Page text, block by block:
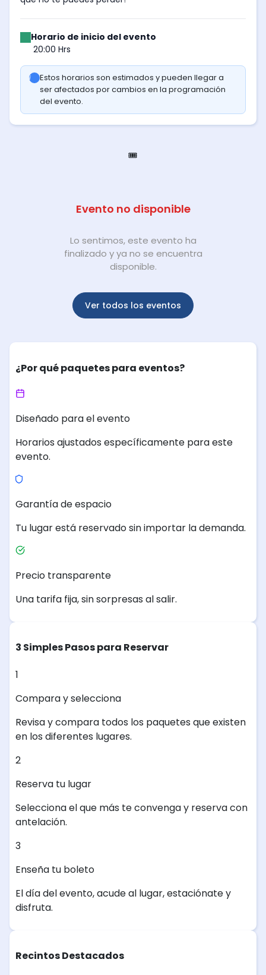
Horario de inicio del evento
20:00 Hrs
Estos horarios son estimados y pueden llegar a
ser afectados por cambios en la programación
del evento.
🎟️
Evento no disponible
Lo sentimos, este evento ha
finalizado y ya no se encuentra
disponible.
Ver todos los eventos
¿Por qué paquetes para eventos?
Diseñado para el evento
Horarios ajustados específicamente para este
evento.
Garantía de espacio
Tu lugar está reservado sin importar la demanda.
Precio transparente
Una tarifa fija, sin sorpresas al salir.
3 Simples Pasos para Reservar
1
Compara y selecciona
Revisa y compara todos los paquetes que existen
en los diferentes lugares.
2
Reserva tu lugar
Selecciona el que más te convenga y reserva con
antelación.
3
Enseña tu boleto
El día del evento, acude al lugar, estaciónate y
disfruta.
Recintos Destacados